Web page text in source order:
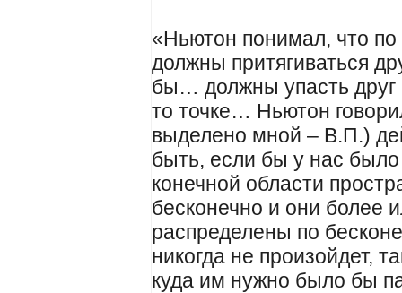
«Ньютон понимал, что по
должны притягиваться
бы… должны упасть друг
то точке… Ньютон
выделено мной – В.П.)
быть, если бы у нас
конечной области
бесконечно и они более
распределены по
никогда не произойдет,
куда им нужно было бы